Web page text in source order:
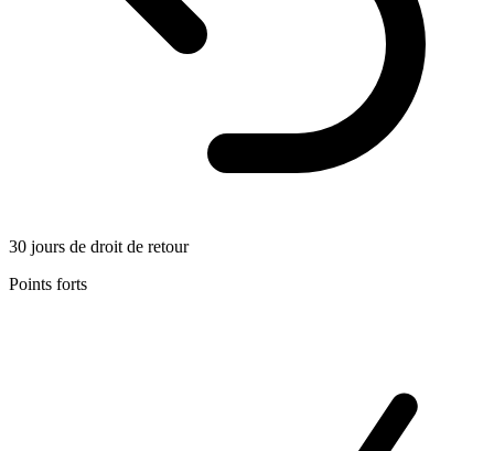
30 jours de droit de retour
Points forts